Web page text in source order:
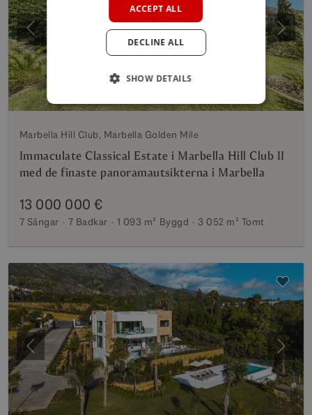
Föregående Nästa
Marbella Hill Club, Marbella Golden Mile
Immaculate Classical Estate i Marbella Hill Club II
med de finaste panoramautsikterna i Marbella
13 000 000 €
7 Sängar 7 Badkar 1 093 m² Byggd 3 052 m² Tomt
Föregående Nästa
ACCEPT ALL
DECLINE ALL
SHOW DETAILS